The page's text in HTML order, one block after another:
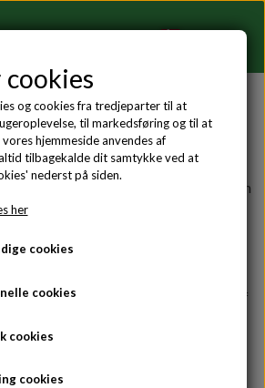
muligheden for at springe i faldskærm
faldskærmsvinger.
hærens UBH sept. '18.
såfremt man opretholder
er udspecificeret på beskrivelsen af
på vores informations side omkring
på
en af vingerne, men ønsker at
og cookies fra tredjeparter til at
til markedsføring og til at
hjemmeside anvendes af
tilbagekalde dit samtykke ved at
nederst på siden.
her
cookies
cookies
cookies
cookies